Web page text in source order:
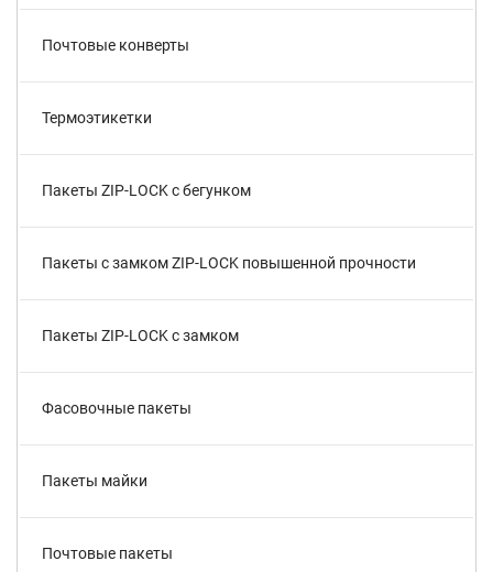
Почтовые конверты
Термоэтикетки
Пакеты ZIP-LOCK с бегунком
Пакеты с замком ZIP-LOCK повышенной прочности
Пакеты ZIP-LOCK с замком
Фасовочные пакеты
Пакеты майки
Почтовые пакеты